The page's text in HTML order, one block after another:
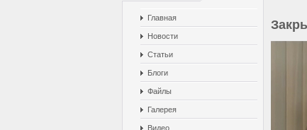
Главная
Новости
Статьи
Блоги
Файлы
Галерея
Видео